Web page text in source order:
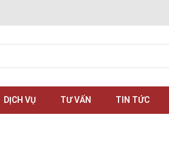
DỊCH VỤ TƯ VẤN TIN TỨC